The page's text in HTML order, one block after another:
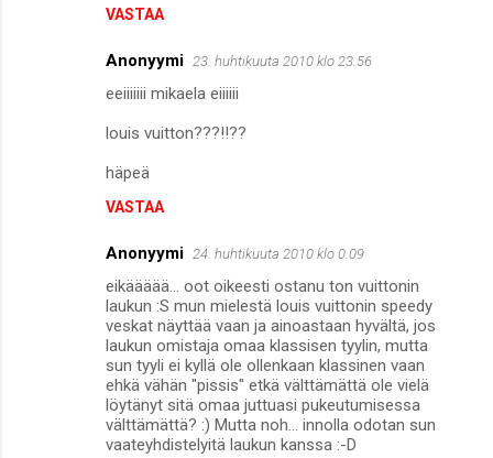
VASTAA
Anonyymi 23. huhtikuuta 2010 klo 23.56
eeiiiiiii mikaela eiiiiii
louis vuitton???!!??
häpeä
VASTAA
Anonyymi 24. huhtikuuta 2010 klo 0.09
eikäääää... oot oikeesti ostanu ton vuittonin
laukun :S mun mielestä louis vuittonin speedy
veskat näyttää vaan ja ainoastaan hyvältä, jos
laukun omistaja omaa klassisen tyylin, mutta
sun tyyli ei kyllä ole ollenkaan klassinen vaan
ehkä vähän "pissis" etkä välttämättä ole vielä
löytänyt sitä omaa juttuasi pukeutumisessa
välttämättä? :) Mutta noh... innolla odotan sun
vaateyhdistelyitä laukun kanssa :-D